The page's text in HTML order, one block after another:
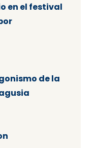
en el festival
de la